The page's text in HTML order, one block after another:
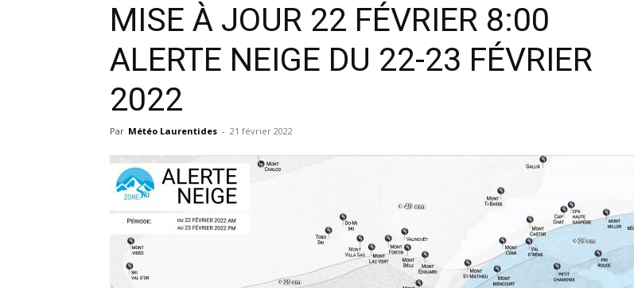
MISE À JOUR 22 FÉVRIER 8:00
ALERTE NEIGE DU 22-23 FÉVRIER
2022
Par Météo Laurentides - 21 février 2022